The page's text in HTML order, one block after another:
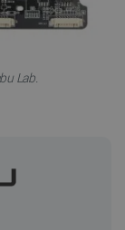
Lab.